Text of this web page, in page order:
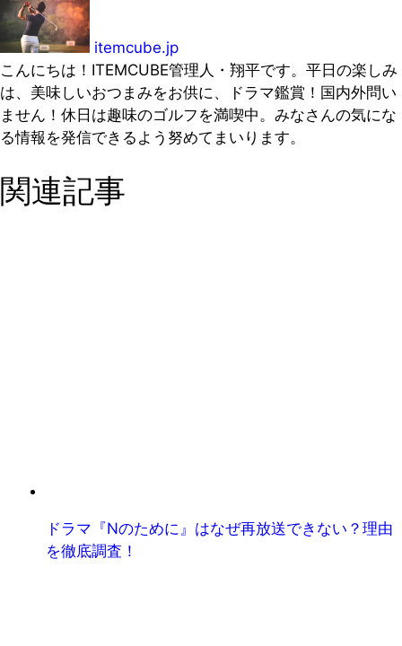
itemcube.jp
こんにちは！ITEMCUBE管理人・翔平です。平日の楽しみ
は、美味しいおつまみをお供に、ドラマ鑑賞！国内外問い
ません！休日は趣味のゴルフを満喫中。みなさんの気にな
る情報を発信できるよう努めてまいります。
関連記事
ドラマ『Nのために』はなぜ再放送できない？理由
を徹底調査！